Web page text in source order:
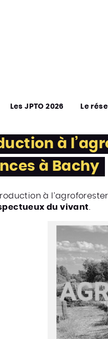
Les JPTO 2026 Le
à
à Bachy
à
du vivant